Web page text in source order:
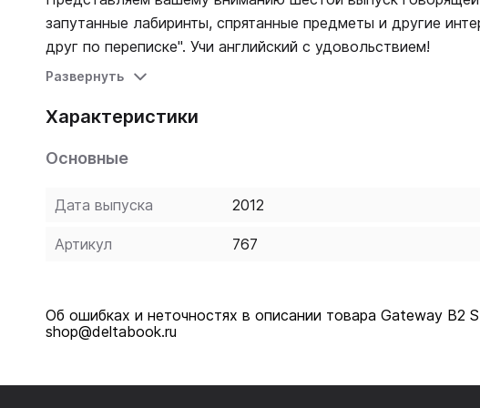
запутанные лабиринты, спрятанные предметы и другие
друг по переписке". Учи английский с удовольствием!
Развернуть
Характеристики
Основные
Дата выпуска 2012
Артикул 767
Об ошибках и неточностях в описании товара Gateway
shop@deltabook.ru